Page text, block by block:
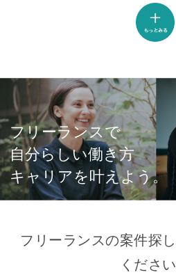
フリーランスで
自分らしい働き方
キャリアを叶えよう。
フリーランスの案件探
ください